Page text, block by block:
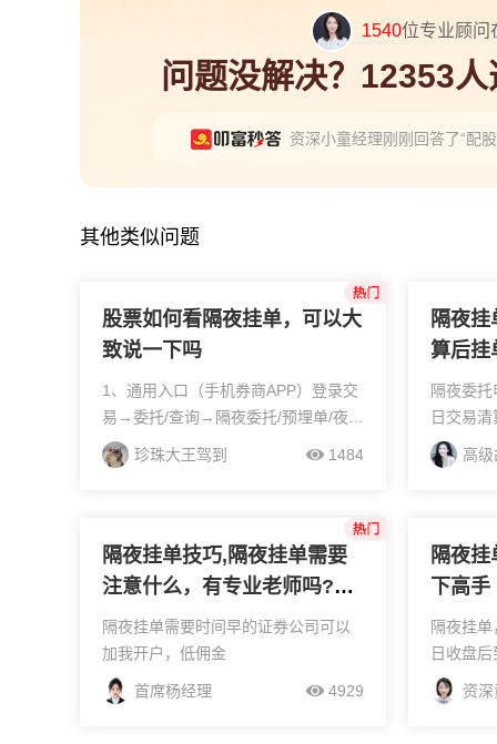
1540位专业顾问
问题没解决？12353
资深小童经理刚刚回答了“配
其他类似问题
股票如何看隔夜挂单，可以大
致说一下吗
1、通用入口（手机券商APP）登录交
易→委托/查询→隔夜委托/预埋单/夜市
委托；没有单独入口就点「未成交委
托」状态显示未报/待申报：就是隔夜
珍珠大王驾到 1484
隔夜
算后挂
隔夜委
日交易
的挂单
算完成
高
隔夜挂单技巧,隔夜挂单需要
注意什么，有专业老师吗?我
想要了解下
隔夜挂单需要时间早的证券公司可以
加我开户，低佣金
首席杨经理 4929
隔夜
下高手
隔夜挂
日收盘
段，提
里，等
资